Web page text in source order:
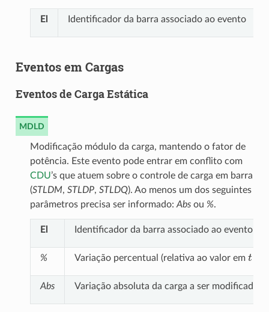
El Identificador da barra associado ao evento
Eventos em Cargas
Eventos de Carga Estática
MDLD
Modificação módulo da carga, mantendo o fator de
potência. Este evento pode entrar em conflito com
CDU’s que atuem sobre o controle de carga em barra
(STLDM, STLDP, STLDQ). Ao menos um dos seguintes
parâmetros precisa ser informado: Absou %.
El Identificador da barra associado ao evento
% Variação percentual (relativa ao valor em t
Abs Variação absoluta da carga a ser modificada